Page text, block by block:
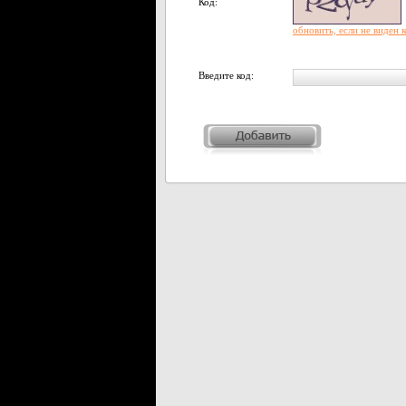
обновить, если не виден
Введите код: